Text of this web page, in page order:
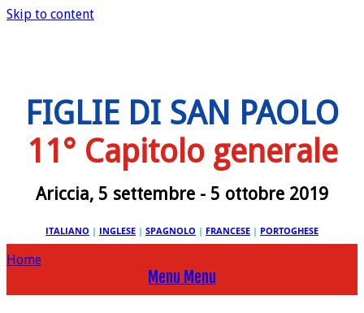
Skip to content
FIGLIE DI SAN PAOLO
11° Capitolo generale
Ariccia, 5 settembre - 5 ottobre 2019
ITALIANO | INGLESE | SPAGNOLO | FRANCESE | PORTOGHESE
Home
Menu Menu